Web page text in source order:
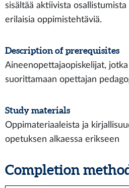
sisältää aktiivista
erilaisia oppimistehtäviä.
Description of prerequisites
Aineenopettajaopiskelijat,
suorittamaan opettajan
Study materials
Oppimateriaaleista ja
opetuksen alkaessa erikseen
Completion